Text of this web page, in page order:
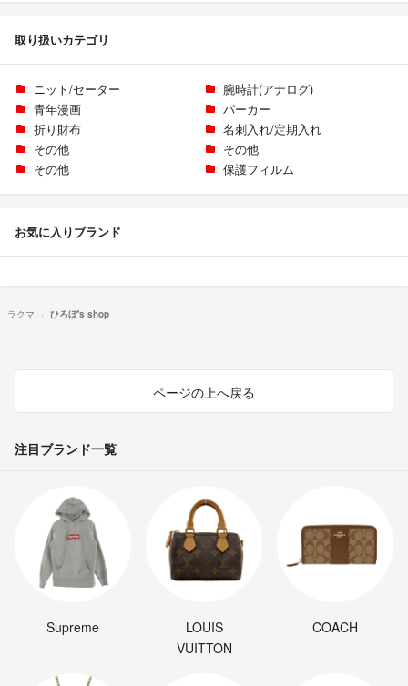
取り扱いカテゴリ
ニット/セーター
腕時計(アナログ)
青年漫画
パーカー
折り財布
名刺入れ/定期入れ
その他
その他
その他
保護フィルム
お気に入りブランド
ラクマ ひろぼ's shop
ページの上へ戻る
注目ブランド一覧
Supreme
LOUIS
VUITTON
COACH